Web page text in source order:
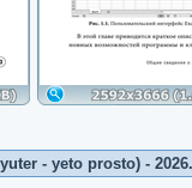
- yeto prosto) -